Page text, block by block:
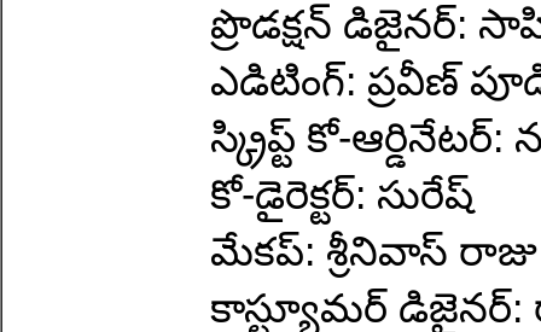
ప్రొడక్షన్ డిజైనర్:
ఎడిటింగ్: ప్రవీణ్
స్క్రిప్ట్ కో-
కో-డైరెక్టర్: సురేష్
మేకప్: శ్రీనివాస్ రాజు
కాస్ట్యూమర్